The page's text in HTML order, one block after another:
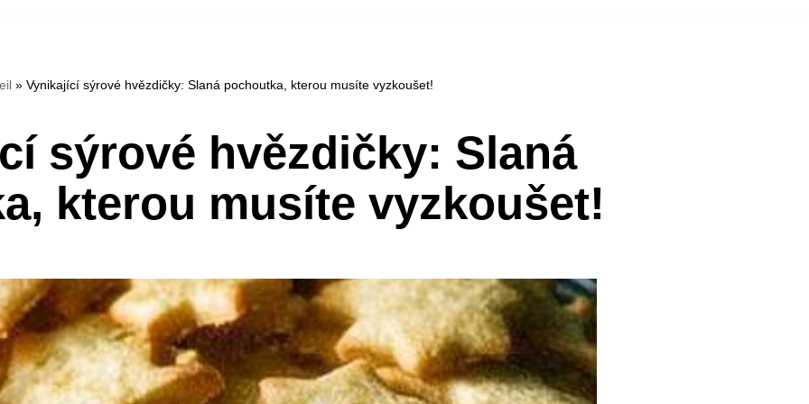
» Vynikající sýrové hvězdičky: Slaná pochoutka, kterou musíte vyzkoušet!
sýrové hvězdičky: Slaná
kterou musíte vyzkoušet!